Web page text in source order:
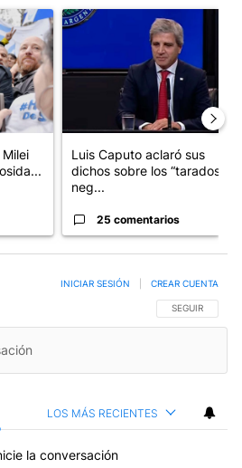
con el título "Kicillof apuntó contra
Un artículo de tendencia con
Luis Caputo aclaró sus
dichos sobre los “tarados” y
neg...
25 comentarios
SIGA ESTA
SEGUIR
INICIAR SESIÓN CREAR CUENTA
LOS MÁS RECIENTES
la conversación